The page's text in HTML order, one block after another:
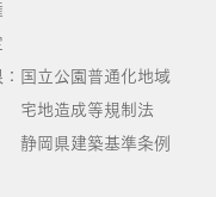
国立公園普通化地域
等規制法
築基準条例